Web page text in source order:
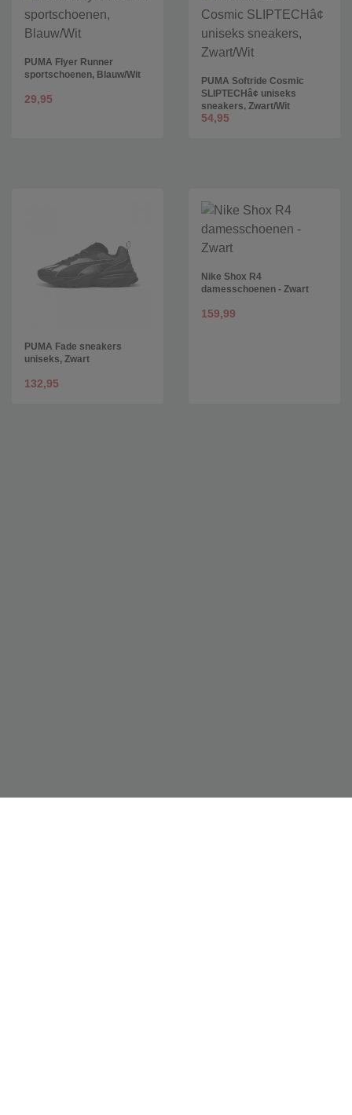
PUMA Flyer Runner
sportschoenen, Blauw/Wit
29,95
PUMA Softride Cosmic
SLIPTECHâ¢ uniseks
sneakers, Zwart/Wit
54,95
PUMA Fade sneakers
uniseks, Zwart
132,95
Nike Shox R4
damesschoenen - Zwart
159,99